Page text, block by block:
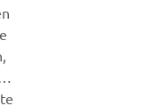
die meer te weten komt
evenementen, nieuwe